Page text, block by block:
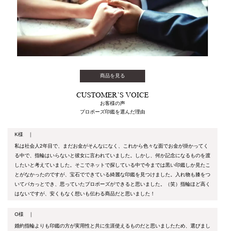
商品を見る
CUSTOMER’S VOICE
お客様の声
プロポーズ印鑑を選んだ理由
K様 ｜
私は社会人2年目で、まだお金がそんなになく、これから色々な面でお金が掛かってく
る中で、指輪はいらないと彼女に言われていました。しかし、何か記念になるものを渡
したいと考えていました。そこでネットで探している中で今までは黒い印鑑しか見たこ
とがなかったのですが、宝石でできている綺麗な印鑑を見つけました。入れ物も膝をつ
いてパカっとでき、思っていたプロポーズができると思いました。（笑）指輪ほど高く
はないですが、安くもなく想いも伝わる商品だと思いました！
O様 ｜
婚約指輪よりも印鑑の方が実用性と共に生涯使えるものだと思いましたため、選びまし